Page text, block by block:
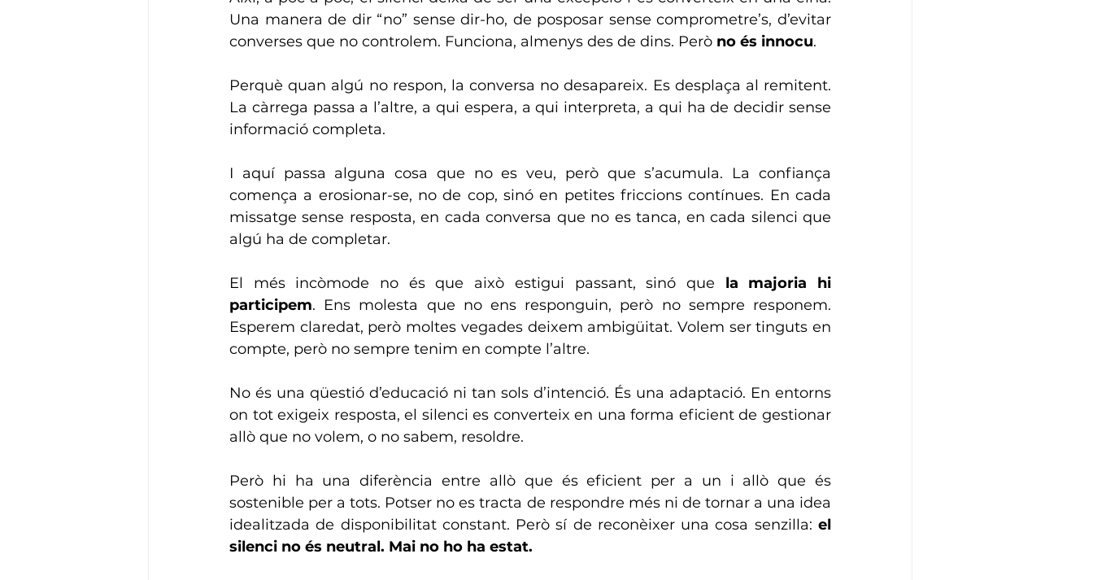
Una manera de dir “no” sense dir-ho, de posposar sense comprometre’s, d’evitar
converses que no controlem. Funciona, almenys des de dins. Però no és innocu.
Perquè quan algú no respon, la conversa no desapareix. Es desplaça al remitent.
La càrrega passa a l’altre, a qui espera, a qui interpreta, a qui ha de decidir sense
informació completa.
I aquí passa alguna cosa que no es veu, però que s’acumula. La confiança
comença a erosionar-se, no de cop, sinó en petites friccions contínues. En cada
missatge sense resposta, en cada conversa que no es tanca, en cada silenci que
algú ha de completar.
El més incòmode no és que això estigui passant, sinó que la majoria hi
participem. Ens molesta que no ens responguin, però no sempre responem.
Esperem claredat, però moltes vegades deixem ambigüitat. Volem ser tinguts en
compte, però no sempre tenim en compte l’altre.
No és una qüestió d’educació ni tan sols d’intenció. És una adaptació. En entorns
on tot exigeix resposta, el silenci es converteix en una forma eficient de gestionar
allò que no volem, o no sabem, resoldre.
Però hi ha una diferència entre allò que és eficient per a un i allò que és
sostenible per a tots. Potser no es tracta de respondre més ni de tornar a una idea
idealitzada de disponibilitat constant. Però sí de reconèixer una cosa senzilla: el
silenci no és neutral. Mai no ho ha estat.